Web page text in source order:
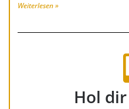
Weiterlesen »
Hol